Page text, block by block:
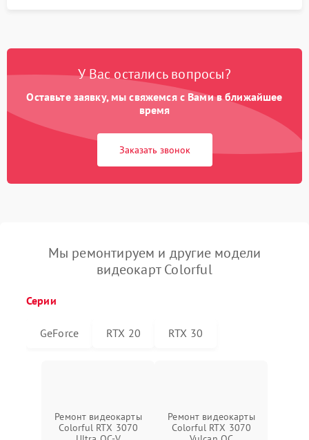
У Вас остались вопросы?
Оставьте заявку, мы свяжемся с Вами в ближайшее
время
Заказать звонок
Мы ремонтируем и другие модели
видеокарт Colorful
Серии
GeForce RTX 20 RTX 30
Ремонт видеокарты
Colorful RTX 3070
Ремонт видеокарты
Colorful RTX 3070